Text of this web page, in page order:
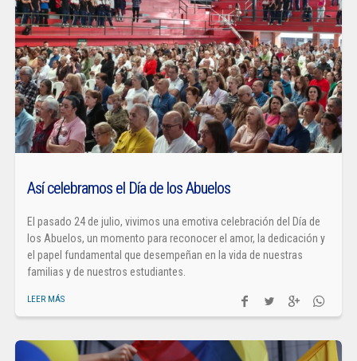
Así celebramos el Día de los Abuelos
El pasado 24 de julio, vivimos una emotiva celebración del Día de
los Abuelos, un momento para reconocer el amor, la dedicación y
el papel fundamental que desempeñan en la vida de nuestras
familias y de nuestros estudiantes.
LEER MÁS